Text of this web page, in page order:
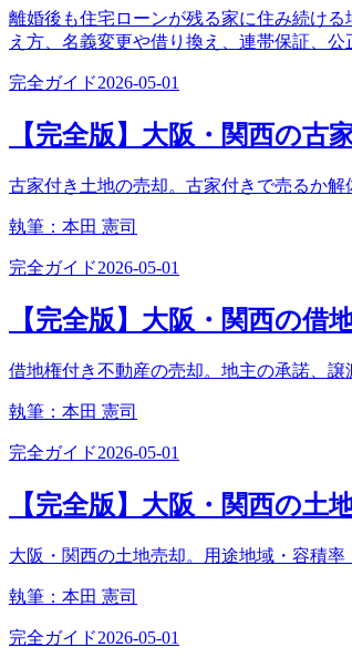
離婚後も住宅ローンが残る家に住み続け
え方、名義変更や借り換え、連帯保証、
完全ガイド2026-05-01
【完全版】大阪・関西の古
古家付き土地の売却。古家付きで売るか
執筆： 本田 憲司
完全ガイド2026-05-01
【完全版】大阪・関西の借
借地権付き不動産の売却。地主の承諾、
執筆： 本田 憲司
完全ガイド2026-05-01
【完全版】大阪・関西の土
大阪・関西の土地売却。用途地域・容積
執筆： 本田 憲司
完全ガイド2026-05-01